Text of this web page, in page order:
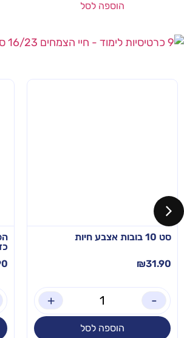
הוספה לסל
סט 10 בובות אצבע חיות
₪31.90
-
+
הוספה לסל